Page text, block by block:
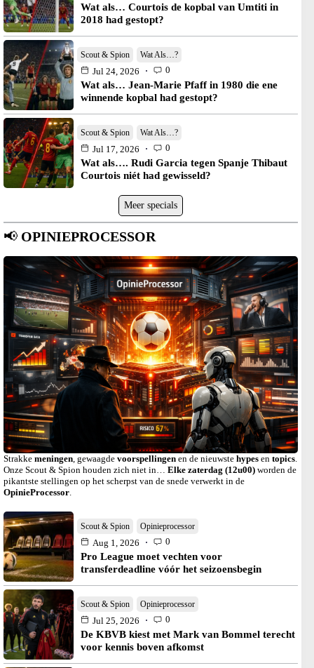
Wat als… Courtois de kopbal van Umtiti in
2018 had gestopt?
Scout & Spion Wat Als…?
Jul 24, 2026 0
Wat als… Jean-Marie Pfaff in 1980 die ene
winnende kopbal had gestopt?
Scout & Spion Wat Als…?
Jul 17, 2026 0
Wat als…. Rudi Garcia tegen Spanje Thibaut
Courtois niét had gewisseld?
Meer specials
📢 OPINIEPROCESSOR
Strakke meningen , gewaagde voorspellingen en de nieuwste hypes en topics
Onze Scout & Spion houden zich niet in… Elke zaterdag (12u00) worden de
pikantste stellingen op het scherpst van de snede verwerkt in de
OpinieProcessor
Scout & Spion Opinieprocessor
Aug 1, 2026 0
Pro League moet vechten voor
transferdeadline vóór het seizoensbegin
Scout & Spion Opinieprocessor
Jul 25, 2026 0
De KBVB kiest met Mark van Bommel terecht
voor kennis boven afkomst